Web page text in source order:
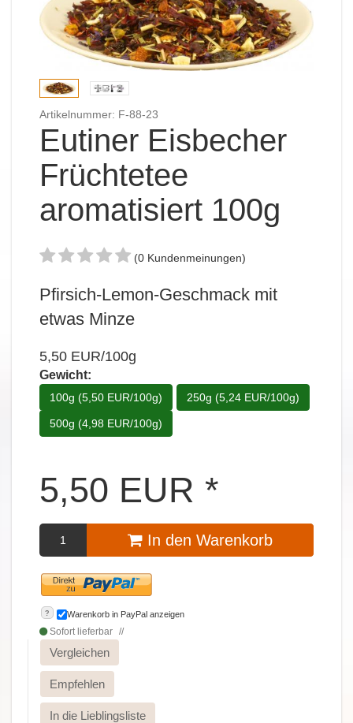
Artikelnummer: F-88-23
Eutiner Eisbecher
Früchtetee
aromatisiert 100g
(0 Kundenmeinungen)
Pfirsich-Lemon-Geschmack mit
etwas Minze
5,50 EUR/100g
Gewicht:
100g (5,50 EUR/100g) 250g (5,24 EUR/100g)
500g (4,98 EUR/100g)
5,50 EUR *
In den Warenkorb
? Warenkorb in PayPal anzeigen
Sofort lieferbar
Vergleichen
Empfehlen
In die Lieblingsliste